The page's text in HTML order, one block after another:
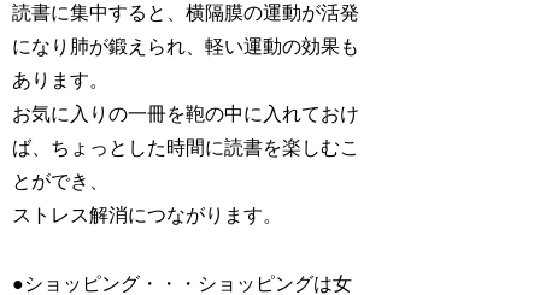
読書に集中すると、横隔膜の運動が活発
になり肺が鍛えられ、軽い運動の効果も
あります。
お気に入りの一冊を鞄の中に入れておけ
ば、ちょっとした時間に読書を楽しむこ
とができ、
ストレス解消につながります。
●ショッピング・・・ショッピングは女